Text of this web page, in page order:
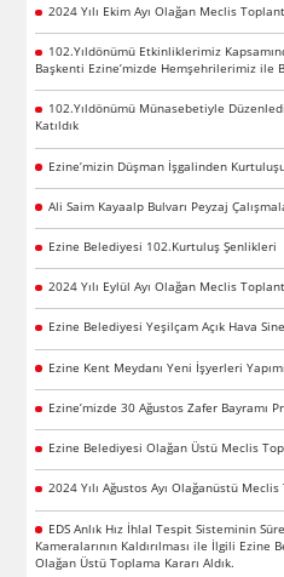
2024 Yılı Ekim Ayı Olağan Meclis
102.Yıldönümü Etkinliklerimiz
Başkenti Ezine’mizde Hemşehrilerimiz ile
102.Yıldönümü Münasebetiyle
Katıldık
Ezine’mizin Düşman İşgalinden
Ali Saim Kayaalp Bulvarı Peyzaj
Ezine Belediyesi 102.Kurtuluş Şenlikleri
2024 Yılı Eylül Ayı Olağan Meclis
Ezine Belediyesi Yeşilçam Açık Hava
Ezine Kent Meydanı Yeni İşyerleri
Ezine’mizde 30 Ağustos Zafer Bayramı
Ezine Belediyesi Olağan Üstü Meclis
2024 Yılı Ağustos Ayı Olağanüstü
EDS Anlık Hız İhlal Tespit Sisteminin
Kameralarının Kaldırılması ile İlgili Ezine
Olağan Üstü Toplama Kararı Aldık.